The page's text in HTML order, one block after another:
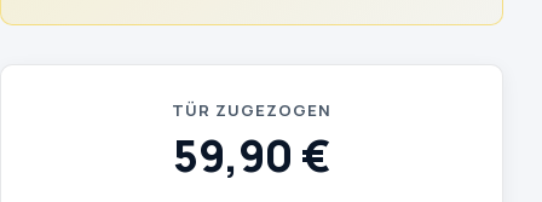
TÜR ZUGEZOGEN
59,90 €